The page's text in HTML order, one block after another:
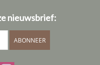
nieuwsbrief:
ABONNEER